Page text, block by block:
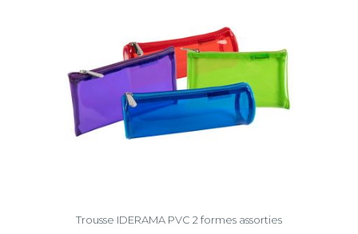
Trousse IDERAMA PVC 2 formes assorties